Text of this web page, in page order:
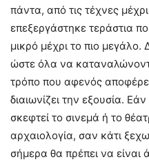
πάντα, από τις τέχνες
επεξεργάστηκε τεράστια
μικρό μέχρι το πιο μεγάλο.
ώστε όλα να
τρόπο που αφενός
διαιωνίζει την εξουσία.
σκεφτεί το σινεμά ή το
αρχαιολογία, σαν κάτι
σήμερα θα πρέπει να